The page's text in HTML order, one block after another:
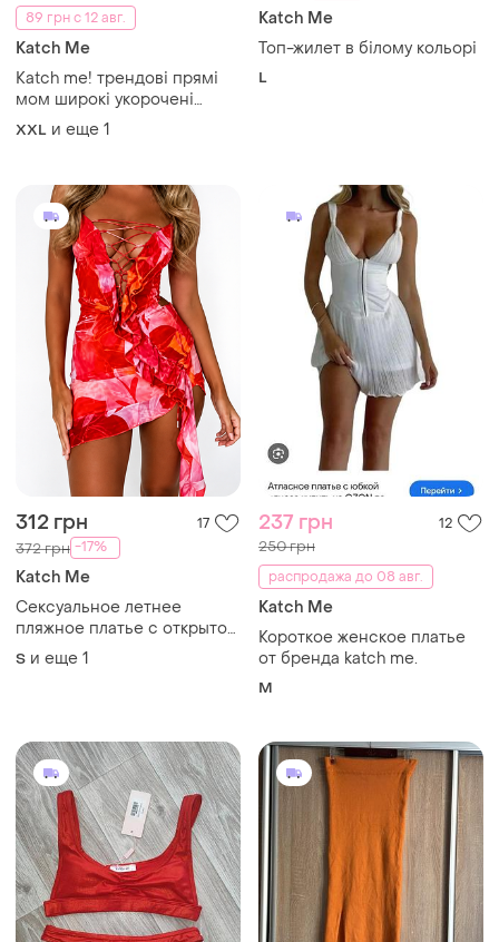
89 грн с 12 авг.
Katch Me
Katch me! трендові прямі
мом широкі укорочені
кльошні брюки штани труби
палаццо
XXL и еще 1
Katch Me
Топ-жилет в білому кольорі
L
312 грн 17
372 грн -17%
Katch Me
Сексуальное летнее
пляжное платье с открытой
спиной
S и еще 1
237 грн 12
250 грн
распродажа до 08 авг.
Katch Me
Короткое женское платье
от бренда katch me.
M